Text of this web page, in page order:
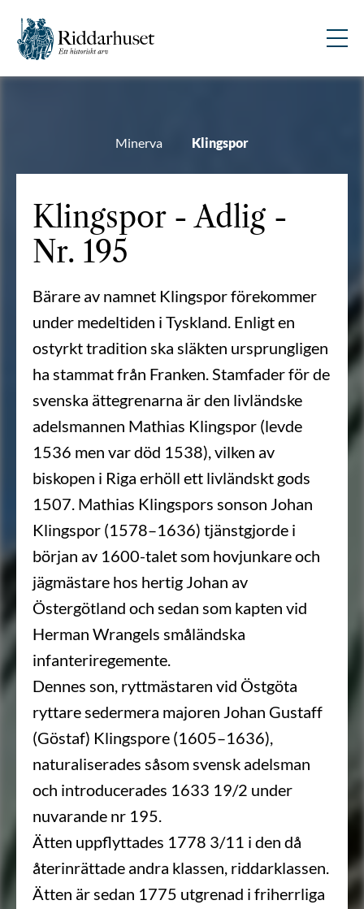
Minerva Klingspor
Klingspor - Adlig -
Nr. 195
Bärare av namnet Klingspor förekommer
under medeltiden i Tyskland. Enligt en
ostyrkt tradition ska släkten ursprungligen
ha stammat från Franken. Stamfader för de
svenska ättegrenarna är den livländske
adelsmannen Mathias Klingspor (levde
1536 men var död 1538), vilken av
biskopen i Riga erhöll ett livländskt gods
1507. Mathias Klingspors sonson Johan
Klingspor (1578–1636) tjänstgjorde i
början av 1600-talet som hovjunkare och
jägmästare hos hertig Johan av
Östergötland och sedan som kapten vid
Herman Wrangels småländska
infanteriregemente.
Dennes son, ryttmästaren vid Östgöta
ryttare sedermera majoren Johan Gustaff
(Göstaf) Klingspore (1605–1636),
naturaliserades såsom svensk adelsman
och introducerades 1633 19/2 under
nuvarande nr 195.
Ätten uppflyttades 1778 3/11 i den då
återinrättade andra klassen, riddarklassen.
Ätten är sedan 1775 utgrenad i friherrliga